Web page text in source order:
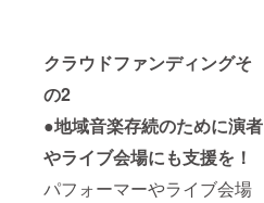
クラウドファンディングそ
の2
●地域音楽存続のために演者
やライブ会場にも支援を！
パフォーマーやライブ会場